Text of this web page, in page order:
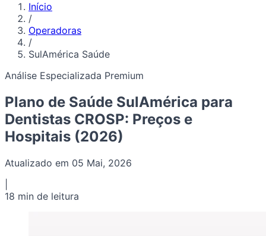
Início
/
Operadoras
/
SulAmérica Saúde
Análise Especializada Premium
Plano de Saúde SulAmérica para
Dentistas CROSP: Preços e
Hospitais (2026)
Atualizado em 05 Mai, 2026
18 min de leitura